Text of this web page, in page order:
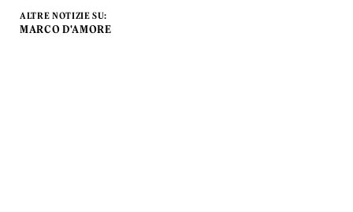
ALTRE NOTIZIE SU:
MARCO D'AMORE